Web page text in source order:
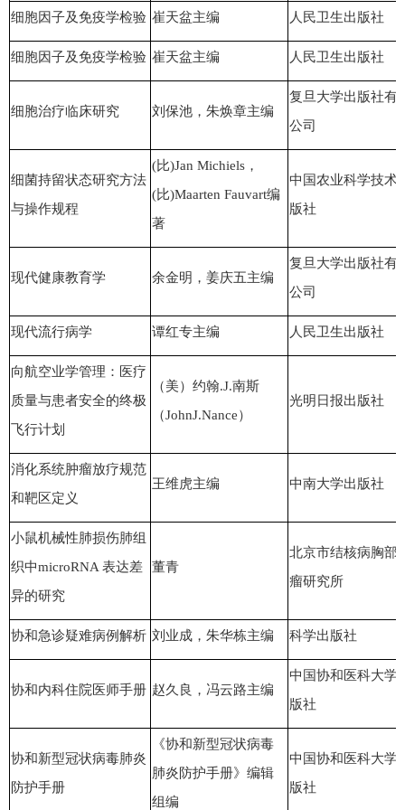
细胞因子及免疫学检验 崔天盆主编 人民卫生出版社
细胞因子及免疫学检验 崔天盆主编 人民卫生出版社
细胞治疗临床研究 刘保池，朱焕章主编
复旦大学出版社有
公司
细菌持留状态研究方法
与操作规程
(比)Jan Michiels，
(比)Maarten Fauvart编
著
中国农业科学技术
版社
现代健康教育学 余金明，姜庆五主编
复旦大学出版社有
公司
现代流行病学 谭红专主编 人民卫生出版社
向航空业学管理：医疗
质量与患者安全的终极
飞行计划
（美）约翰.J.南斯
（JohnJ.Nance）
光明日报出版社
消化系统肿瘤放疗规范
和靶区定义
王维虎主编 中南大学出版社
小鼠机械性肺损伤肺组
织中microRNA 表达差
异的研究
董青
北京市结核病胸部
瘤研究所
协和急诊疑难病例解析 刘业成，朱华栋主编 科学出版社
协和内科住院医师手册 赵久良，冯云路主编
中国协和医科大学
版社
协和新型冠状病毒肺炎
防护手册
《协和新型冠状病毒
肺炎防护手册》编辑
组编
中国协和医科大学
版社